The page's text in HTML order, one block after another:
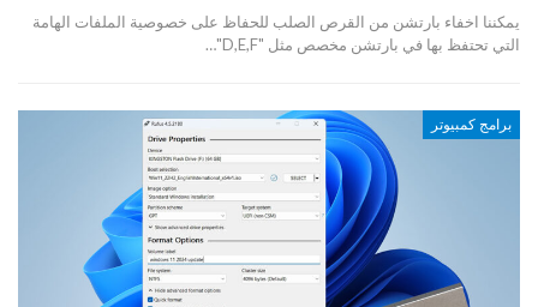
يمكننا اخفاء بارتشن من القرص الصلب للحفاظ على خصوصية الملفات الهامة
التي تحتفظ بها في بارتشن مخصص مثل "D,E,F"…
برامج كمبيوتر